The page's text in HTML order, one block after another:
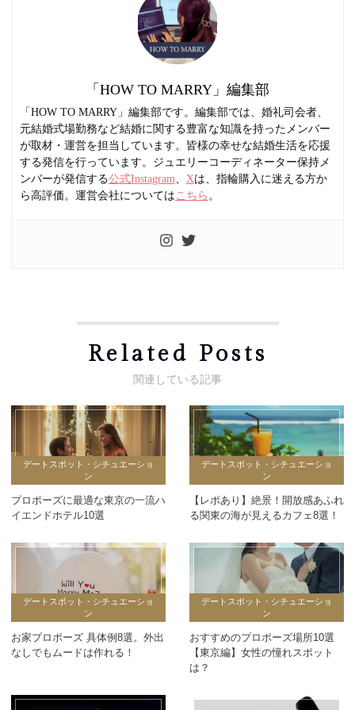
「HOW TO MARRY」編集部
「HOW TO MARRY」編集部です。編集部では、婚礼司会者、
元結婚式場勤務など結婚に関する豊富な知識を持ったメンバー
が取材・運営を担当しています。皆様の幸せな結婚生活を応援
する発信を行っています。ジュエリーコーディネーター保持メ
ンバーが発信する公式Instagram Xは、指輪購入に迷える方か
ら高評価。運営会社については こちら 。
Related Posts
デートスポット・シチュエーショ
ン
プロポーズに最適な東京の一流ハ
イエンドホテル10選
デートスポット・シチュエーショ
ン
【レポあり】絶景！開放感あふれ
る関東の海が見えるカフェ8選！
デートスポット・シチュエーショ
ン
お家プロポーズ 具体例8選。外出
なしでもムードは作れる！
デートスポット・シチュエーショ
ン
おすすめのプロポーズ場所10選
【東京編】女性の憧れスポット
は？